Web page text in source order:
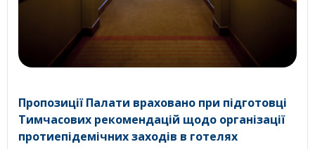
Пропозиції Палати враховано при підготовці
Тимчасових рекомендацій щодо організації
протиепідемічних заходів в готелях